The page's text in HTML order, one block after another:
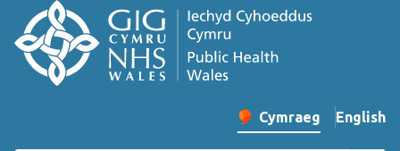
Newid iaith y wefan
Cymraeg English
–